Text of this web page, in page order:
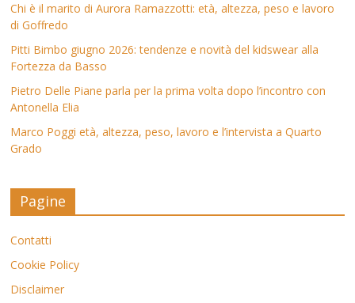
Chi è il marito di Aurora Ramazzotti: età, altezza, peso e lavoro
di Goffredo
Pitti Bimbo giugno 2026: tendenze e novità del kidswear alla
Fortezza da Basso
Pietro Delle Piane parla per la prima volta dopo l’incontro con
Antonella Elia
Marco Poggi età, altezza, peso, lavoro e l’intervista a Quarto
Grado
Pagine
Contatti
Cookie Policy
Disclaimer